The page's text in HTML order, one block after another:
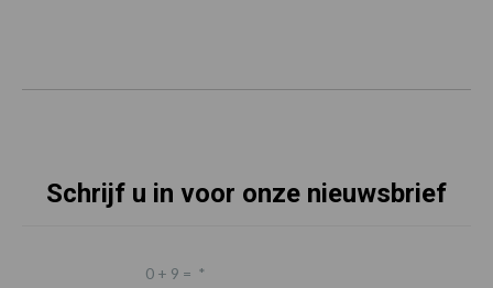
Schrijf u in voor onze nieuwsbrief
0 + 9 = *